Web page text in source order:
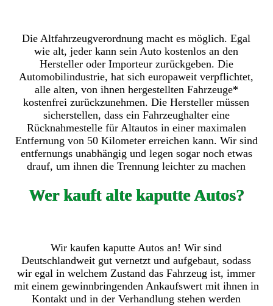
Die Altfahrzeugverordnung macht es möglich. Egal
wie alt, jeder kann sein Auto kostenlos an den
Hersteller oder Importeur zurückgeben. Die
Automobilindustrie, hat sich europaweit verpflichtet,
alle alten, von ihnen hergestellten Fahrzeuge*
kostenfrei zurückzunehmen. Die Hersteller müssen
sicherstellen, dass ein Fahrzeughalter eine
Rücknahmestelle für Altautos in einer maximalen
Entfernung von 50 Kilometer erreichen kann. Wir sind
entfernungs unabhängig und legen sogar noch etwas
drauf, um ihnen die Trennung leichter zu machen
Wer kauft alte kaputte Autos?
Wir kaufen kaputte Autos an! Wir sind
Deutschlandweit gut vernetzt und aufgebaut, sodass
wir egal in welchem Zustand das Fahrzeug ist, immer
mit einem gewinnbringenden Ankaufswert mit ihnen in
Kontakt und in der Verhandlung stehen werden